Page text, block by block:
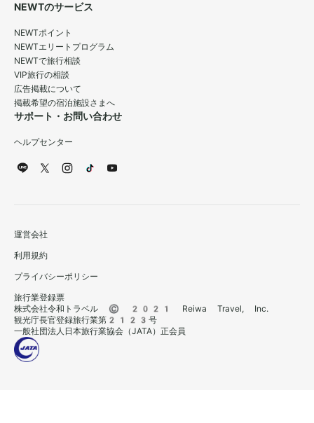
NEWTのサービス
NEWTポイント
NEWTエリートプログラム
NEWTで旅行相談
VIP旅行の相談
広告掲載について
掲載希望の宿泊施設さまへ
サポート・お問い合わせ
ヘルプセンター
運営会社
利用規約
プライバシーポリシー
旅行業登録票
株式会社令和トラベル © 2021 Reiwa Travel, Inc.
観光庁長官登録旅行業第2123号
一般社団法人日本旅行業協会（JATA）正会員